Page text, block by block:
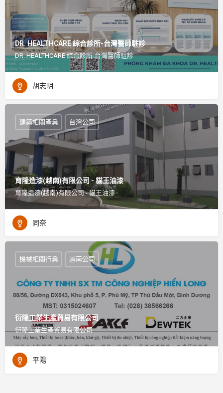
DR. HEALTHCARE 綜合診所-台灣醫師駐診
DR. HEALTHCARE 綜合診所-台灣醫師駐診
胡志明
育隆造漆(越南)有限公司 - 貓王油漆
育隆造漆(越南)有限公司 - 貓王油漆
建築相關產業 台灣公司
同奈
衍隆工業生產貿易有限公司
衍隆工業生產貿易有限公司
機械相關行業 越南公司
平陽